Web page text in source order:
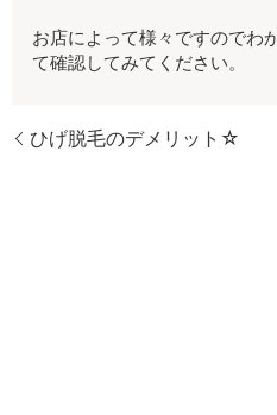
お店によって様々ですのでわ
て確認してみてください。
ひげ脱毛のデメリット☆